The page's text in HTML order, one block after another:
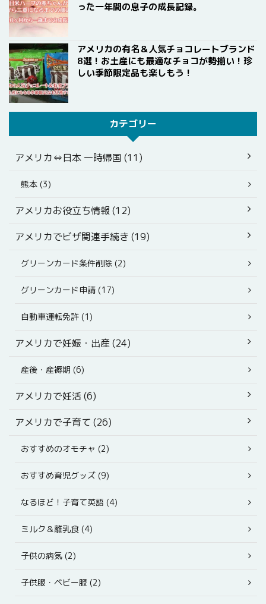
った一年間の息子の成長記録。
アメリカの有名＆人気チョコレートブランド
8選！お土産にも最適なチョコが勢揃い！珍
しい季節限定品も楽しもう！
カテゴリー
アメリカ⇔日本 一時帰国 (11)
熊本 (3)
アメリカお役立ち情報 (12)
アメリカでビザ関連手続き (19)
グリーンカード条件削除 (2)
グリーンカード申請 (17)
自動車運転免許 (1)
アメリカで妊娠・出産 (24)
産後・産褥期 (6)
アメリカで妊活 (6)
アメリカで子育て (26)
おすすめのオモチャ (2)
おすすめ育児グッズ (9)
なるほど！子育て英語 (4)
ミルク＆離乳食 (4)
子供の病気 (2)
子供服・ベビー服 (2)